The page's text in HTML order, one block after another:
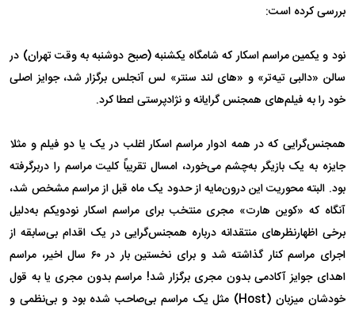
بررسی کرده است:
نود‌ و‌ یکمین مراسم اسکار که شامگاه یکشنبه (صبح دوشنبه به وقت تهران) در
سالن «دالبی تیه‌تر» و «های لند سنتر» لس ‌آنجلس برگزار شد، جوایز اصلی
خود را به فیلم‌های همجنس گرایانه و نژادپرستی اعطا کرد.
همجنس‌گرایی که در همه ادوار مراسم اسکار اغلب در یک یا دو فیلم و مثلا
جایزه به یک بازیگر به‌چشم می‌خورد، امسال تقریباً کلیت مراسم را دربرگرفته
بود. البته محوریت این درون‌مایه از حدود یک ماه قبل از مراسم مشخص شد،
آنگاه که «کوین هارت» مجری منتخب برای مراسم اسکار نود‌و‌یکم به‌دلیل
برخی اظهار‌نظرهای منتقدانه درباره همجنس‌گرایی در یک اقدام بی‌سابقه از
اجرای مراسم کنار گذاشته شد و برای نخستین بار در ۶۰ سال اخیر، مراسم
اهدای جوایز آکادمی بدون مجری برگزار شد! مراسم بدون مجری یا به قول
خودشان میزبان (Host) مثل یک مراسم بی‌صاحب شده بود و بی‌نظمی و